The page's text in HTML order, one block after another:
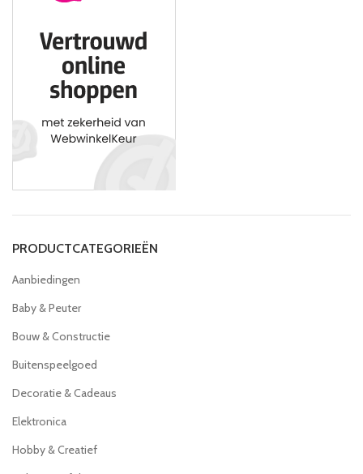
PRODUCTCATEGORIEËN
Aanbiedingen
Baby & Peuter
Bouw & Constructie
Buitenspeelgoed
Decoratie & Cadeaus
Elektronica
Hobby & Creatief